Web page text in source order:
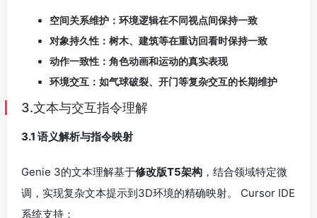
系统支持：
详细环境描述：天气、光照、地理和交互元素的精确解
空间关系理解：展现解释和维护生成环境中空间一致性
的能力
文本到世界生成管道：转换自然语言为交互式3D环境
语义空间关系理解：维护生成环境的空间一致性